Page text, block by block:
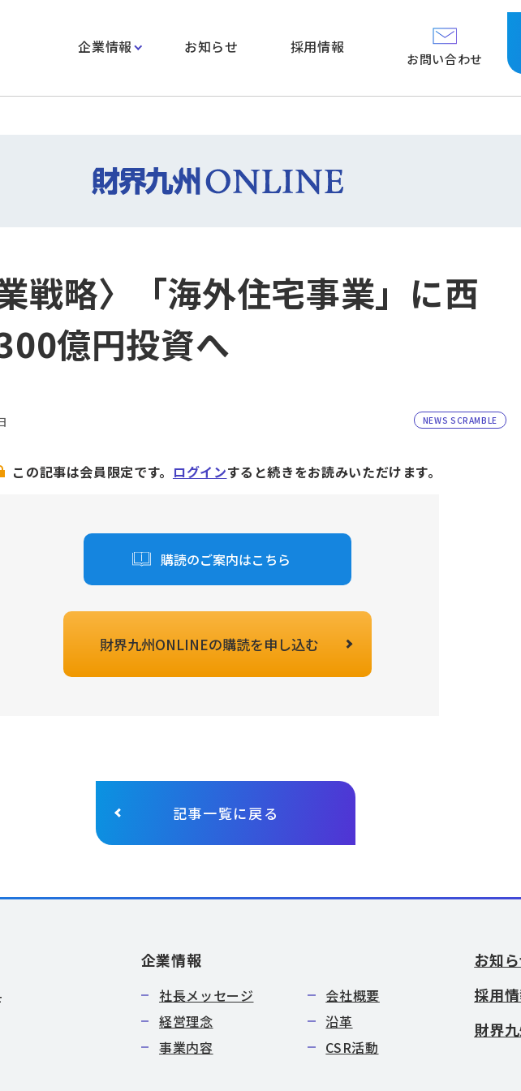
企業情報 お知らせ 採用情報
お問い合わせ
戦略〉「海外住宅事業」に西
億円投資へ
NEWS SCRAMBLE
この記事は会員限定です。 ログインすると続きをお読みいただけます。
購読のご案内はこちら
財界九州ONLINEの購読を申し込む
記事一覧に戻る
企業情報
社長メッセージ
会社概要
経営理念
沿革
事業内容
CSR活動
お知
採用
財界